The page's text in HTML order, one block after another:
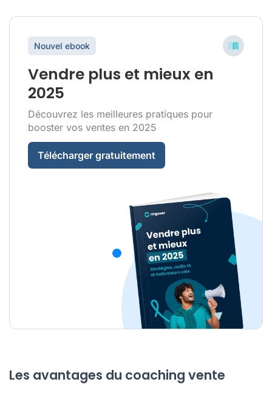
Nouvel ebook
Vendre plus et mieux en
2025
Découvrez les meilleures pratiques pour
booster vos ventes en 2025
Télécharger gratuitement
Les avantages du coaching vente